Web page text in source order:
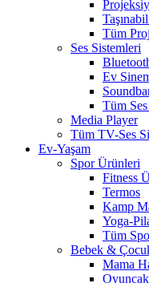
Tüm
Ses Sistemleri
Ev
Tüm
Media Player
Tüm TV-Ses
Ev-Yaşam
Spor Ürünleri
Fitness
Termos
Kamp
Yoga-
Tüm
Bebek &
Mama